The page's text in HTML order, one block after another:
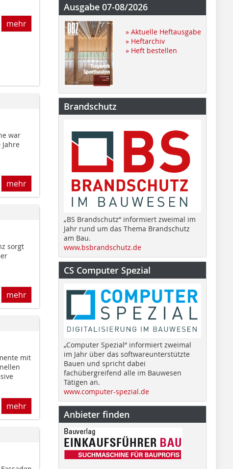
mehr
war
mehr
sorgt
mehr
mit
mehr
Ausgabe 07-08/2026
» Aktuelle Heftausgabe
» Heftarchiv
» Heft bestellen
Brandschutz
„BS Brandschutz“ informiert zweimal im
Jahr rund um das Thema Brandschutz
am Bau.
www.bsbrandschutz.de
CS Computer Spezial
„Computer Spezial“ informiert zweimal
im Jahr über das softwareunterstützte
Bauen und spricht dabei
fachübergreifend alle im Bauwesen
Tätigen an.
www.computer-spezial.de
Anbieter finden